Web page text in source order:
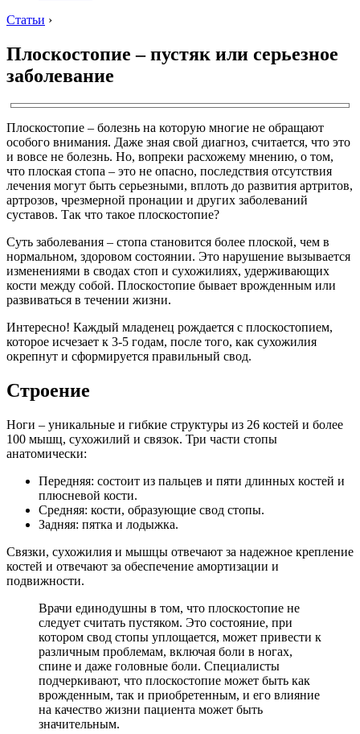
Статьи ›
Плоскостопие – пустяк или серьезное
заболевание
Плоскостопие – болезнь на которую многие не обращают
особого внимания. Даже зная свой диагноз, считается, что это
и вовсе не болезнь. Но, вопреки расхожему мнению, о том,
что плоская стопа – это не опасно, последствия отсутствия
лечения могут быть серьезными, вплоть до развития артритов,
артрозов, чрезмерной пронации и других заболеваний
суставов. Так что такое плоскостопие?
Суть заболевания – стопа становится более плоской, чем в
нормальном, здоровом состоянии. Это нарушение вызывается
изменениями в сводах стоп и сухожилиях, удерживающих
кости между собой. Плоскостопие бывает врожденным или
развиваться в течении жизни.
Интересно! Каждый младенец рождается с плоскостопием,
которое исчезает к 3-5 годам, после того, как сухожилия
окрепнут и сформируется правильный свод.
Строение
Ноги – уникальные и гибкие структуры из 26 костей и более
100 мышц, сухожилий и связок. Три части стопы
анатомически:
Передняя: состоит из пальцев и пяти длинных костей и
плюсневой кости.
Средняя: кости, образующие свод стопы.
Задняя: пятка и лодыжка.
Связки, сухожилия и мышцы отвечают за надежное крепление
костей и отвечают за обеспечение амортизации и
подвижности.
Врачи единодушны в том, что плоскостопие не
следует считать пустяком. Это состояние, при
котором свод стопы уплощается, может привести к
различным проблемам, включая боли в ногах,
спине и даже головные боли. Специалисты
подчеркивают, что плоскостопие может быть как
врожденным, так и приобретенным, и его влияние
на качество жизни пациента может быть
значительным.